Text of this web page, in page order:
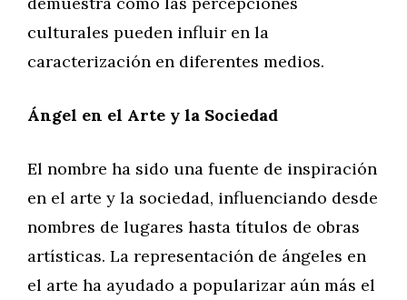
culturales pueden influir en la
caracterización en diferentes medios.
Ángel en el Arte y la Sociedad
El nombre ha sido una fuente de inspiración
en el arte y la sociedad, influenciando desde
nombres de lugares hasta títulos de obras
artísticas. La representación de ángeles en
el arte ha ayudado a popularizar aún más el